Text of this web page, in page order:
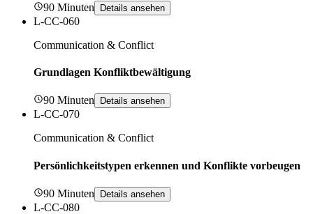
90 Minuten Details ansehen
L-CC-060
Communication & Conflict
Grundlagen Konfliktbewältigung
90 Minuten Details ansehen
L-CC-070
Communication & Conflict
Persönlichkeitstypen erkennen und Konflikte vorbeugen
90 Minuten Details ansehen
L-CC-080